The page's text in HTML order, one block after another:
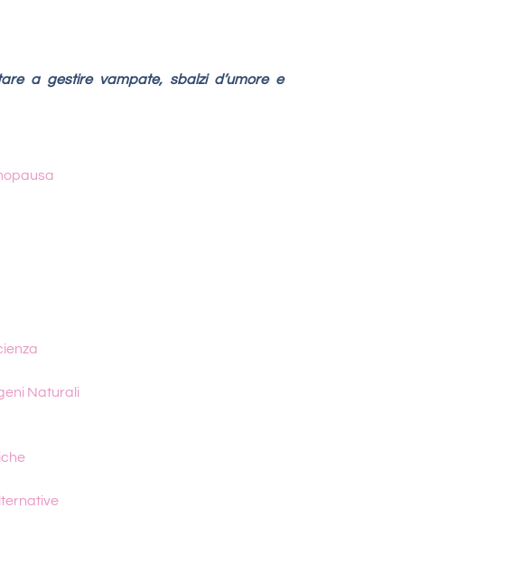
a gestire vampate, sbalzi d’umore e
Naturali